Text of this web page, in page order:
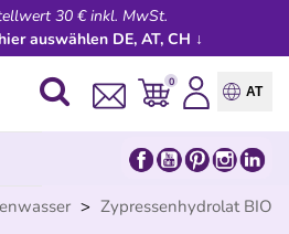
30 € inkl. MwSt.
auswählen DE, AT, CH ↓
0
AT
> Zypressenhydrolat BIO